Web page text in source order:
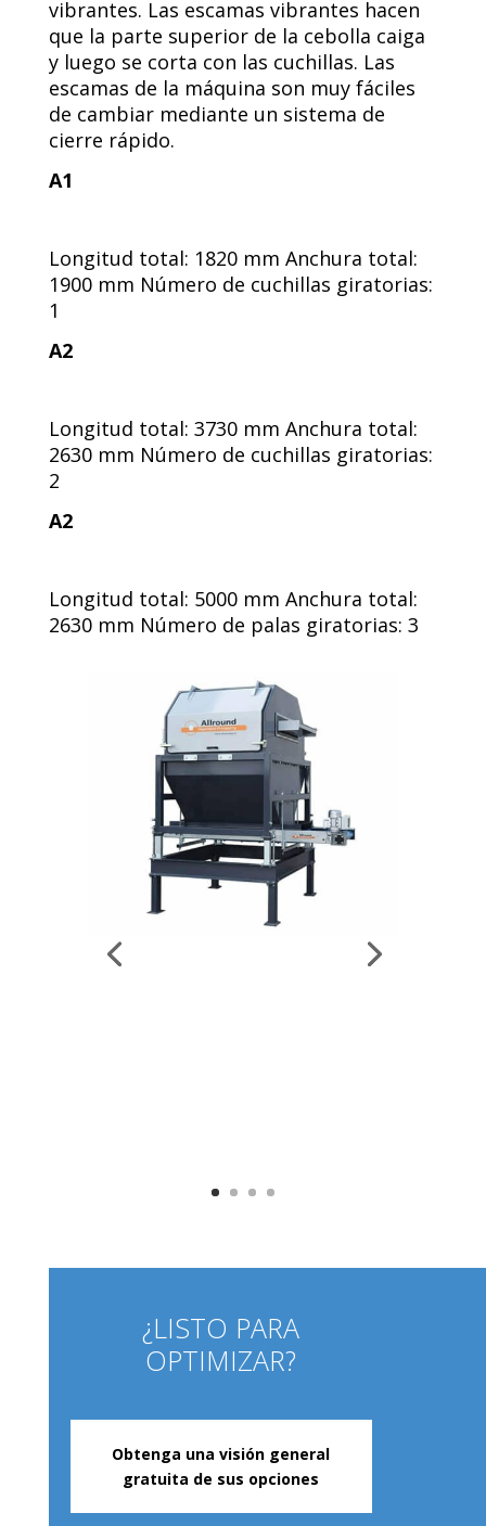
vibrantes. Las escamas vibrantes hacen
que la parte superior de la cebolla caiga
y luego se corta con las cuchillas. Las
escamas de la máquina son muy fáciles
de cambiar mediante un sistema de
cierre rápido.
A1
Longitud total: 1820 mm Anchura total:
1900 mm Número de cuchillas giratorias:
1
A2
Longitud total: 3730 mm Anchura total:
2630 mm Número de cuchillas giratorias:
2
A2
Longitud total: 5000 mm Anchura total:
2630 mm Número de palas giratorias: 3
¿LISTO PARA
OPTIMIZAR?
Obtenga una visión general
gratuita de sus opciones